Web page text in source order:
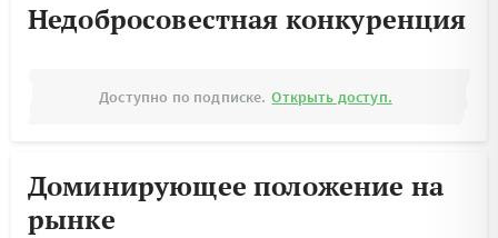
Недобросовестная конкуренция
Доступно по подписке. Открыть доступ.
Доминирующее положение на
рынке